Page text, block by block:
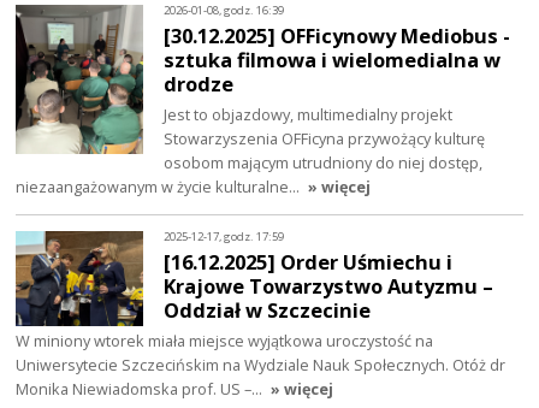
2026-01-08, godz. 16:39
[30.12.2025] OFFicynowy Mediobus -
sztuka filmowa i wielomedialna w
drodze
Jest to objazdowy, multimedialny projekt
Stowarzyszenia OFFicyna przywożący kulturę
osobom mającym utrudniony do niej dostęp,
niezaangażowanym w życie kulturalne… » więcej
2025-12-17, godz. 17:59
[16.12.2025] Order Uśmiechu i
Krajowe Towarzystwo Autyzmu –
Oddział w Szczecinie
W miniony wtorek miała miejsce wyjątkowa uroczystość na
Uniwersytecie Szczecińskim na Wydziale Nauk Społecznych. Otóż dr
Monika Niewiadomska prof. US –… » więcej